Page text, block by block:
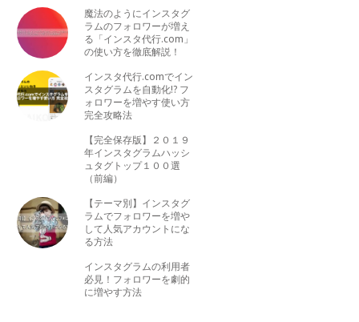
魔法のようにインスタグ
ラムのフォロワーが増え
る「インスタ代行.com」
の使い方を徹底解説！
インスタ代行.comでイン
スタグラムを自動化!? フ
ォロワーを増やす使い方
完全攻略法
【完全保存版】２０１９
年インスタグラムハッシ
ュタグトップ１００選
（前編）
【テーマ別】インスタグ
ラムでフォロワーを増や
して人気アカウントにな
る方法
インスタグラムの利用者
必見！フォロワーを劇的
に増やす方法